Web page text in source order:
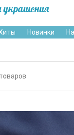
украшения
Новинки